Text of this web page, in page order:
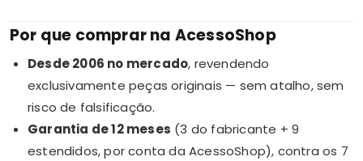
Por que comprar na AcessoShop
Desde 2006 no mercado, revendendo
exclusivamente peças originais — sem atalho, sem
risco de falsificação.
Garantia de 12 meses (3 do fabricante + 9
estendidos, por conta da AcessoShop), contra os 7